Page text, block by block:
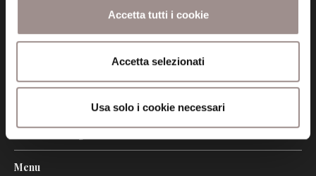
Accetta tutti i cookie
Accetta selezionati
Usa solo i cookie necessari
Cookie policy
Menu